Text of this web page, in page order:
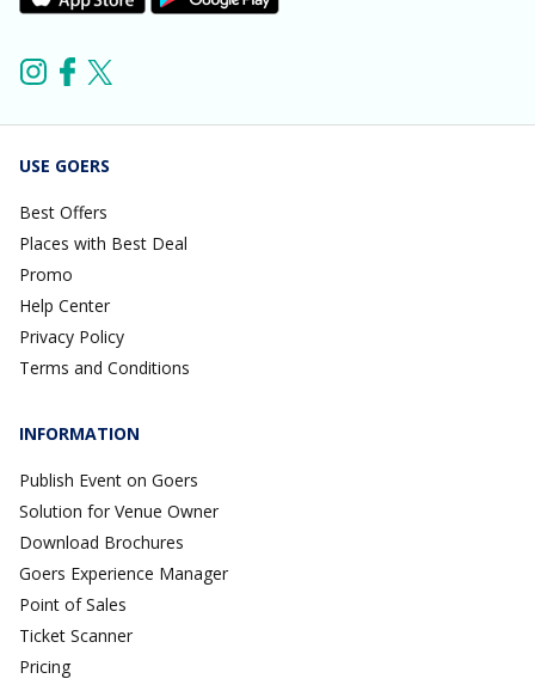
USE GOERS
Best Offers
Places with Best Deal
Promo
Help Center
Privacy Policy
Terms and Conditions
INFORMATION
Publish Event on Goers
Solution for Venue Owner
Download Brochures
Goers Experience Manager
Point of Sales
Ticket Scanner
Pricing